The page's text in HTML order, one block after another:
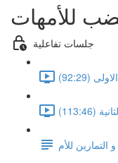
للأمهات
جلسات تفاعلية
(92:29)
التمارين للأم